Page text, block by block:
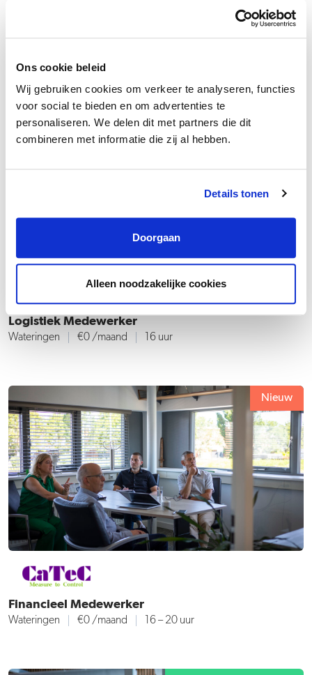
Ons cookie beleid
Wij gebruiken cookies om verkeer te analyseren, functies
voor social te bieden en om advertenties te
personaliseren. We delen dit met partners die dit
combineren met informatie die zij al hebben.
Details tonen
Doorgaan
Alleen noodzakelijke cookies
Senior Financial Controller
Logistiek Medewerker
Wateringen €0 /maand 16 uur
Nieuw
Financieel Medewerker
Wateringen €0 /maand 16 – 20 uur